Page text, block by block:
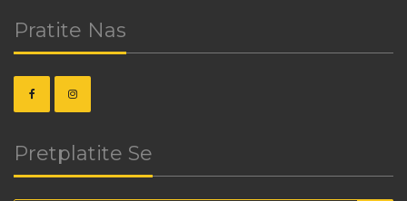
Pratite Nas
Pretplatite Se